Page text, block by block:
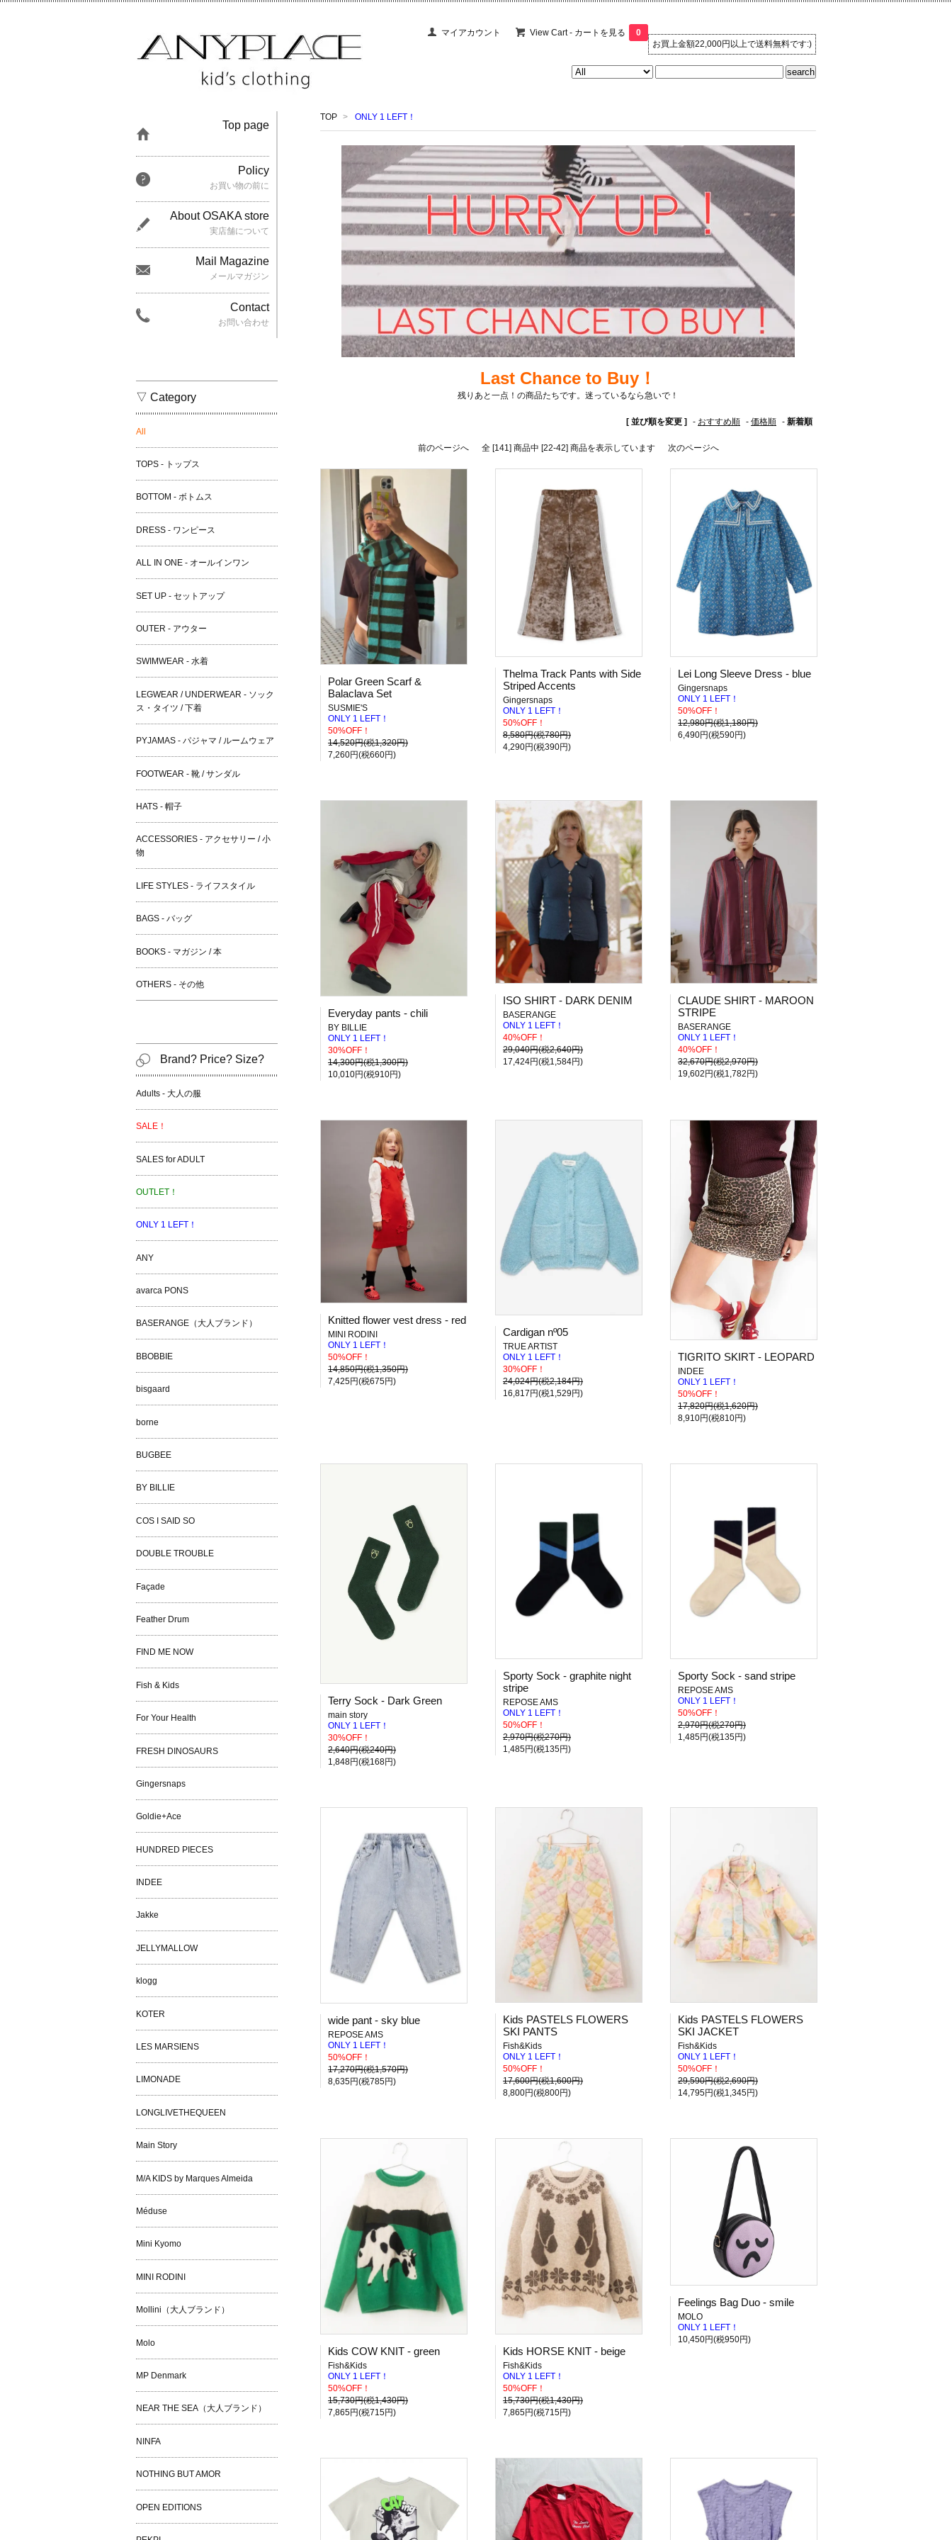
お買上金額22,000円以上で送料無料です:)
マイアカウント View Cart - カートを見る 0
TOP > ONLY 1 LEFT！
Last Chance to Buy！
残りあと一点！の商品たちです。迷っているなら急いで！
[ 並び順を変更 ] - おすすめ順 - 価格順 - 新着順
前のページへ 全 [141] 商品中 [22-42] 商品を表示しています 次のページへ
Polar Green Scarf &
Balaclava Set
SUSMIE'S
ONLY 1 LEFT！
50%OFF！
14,520円(税1,320円)
7,260円(税660円)
Thelma Track Pants with Side
Striped Accents
Gingersnaps
ONLY 1 LEFT！
50%OFF！
8,580円(税780円)
4,290円(税390円)
Lei Long Sleeve Dress - blue
Gingersnaps
ONLY 1 LEFT！
50%OFF！
12,980円(税1,180円)
6,490円(税590円)
Everyday pants - chili
BY BILLIE
ONLY 1 LEFT！
30%OFF！
14,300円(税1,300円)
10,010円(税910円)
ISO SHIRT - DARK DENIM
BASERANGE
ONLY 1 LEFT！
40%OFF！
29,040円(税2,640円)
17,424円(税1,584円)
CLAUDE SHIRT - MAROON
STRIPE
BASERANGE
ONLY 1 LEFT！
40%OFF！
32,670円(税2,970円)
19,602円(税1,782円)
Knitted flower vest dress - red
MINI RODINI
ONLY 1 LEFT！
50%OFF！
14,850円(税1,350円)
7,425円(税675円)
Cardigan nº05
TRUE ARTIST
ONLY 1 LEFT！
30%OFF！
24,024円(税2,184円)
16,817円(税1,529円)
TIGRITO SKIRT - LEOPARD
INDEE
ONLY 1 LEFT！
50%OFF！
17,820円(税1,620円)
8,910円(税810円)
Terry Sock - Dark Green
main story
ONLY 1 LEFT！
30%OFF！
2,640円(税240円)
1,848円(税168円)
Sporty Sock - graphite night
stripe
REPOSE AMS
ONLY 1 LEFT！
50%OFF！
2,970円(税270円)
1,485円(税135円)
Sporty Sock - sand stripe
REPOSE AMS
ONLY 1 LEFT！
50%OFF！
2,970円(税270円)
1,485円(税135円)
wide pant - sky blue
REPOSE AMS
ONLY 1 LEFT！
50%OFF！
17,270円(税1,570円)
8,635円(税785円)
Kids PASTELS FLOWERS
SKI PANTS
Fish&Kids
ONLY 1 LEFT！
50%OFF！
17,600円(税1,600円)
8,800円(税800円)
Kids PASTELS FLOWERS
SKI JACKET
Fish&Kids
ONLY 1 LEFT！
50%OFF！
29,590円(税2,690円)
14,795円(税1,345円)
Kids COW KNIT - green
Fish&Kids
ONLY 1 LEFT！
50%OFF！
15,730円(税1,430円)
7,865円(税715円)
Kids HORSE KNIT - beige
Fish&Kids
ONLY 1 LEFT！
50%OFF！
15,730円(税1,430円)
7,865円(税715円)
Feelings Bag Duo - smile
MOLO
ONLY 1 LEFT！
10,450円(税950円)
Top page
Policy
お買い物の前に
About OSAKA store
実店舗について
Mail Magazine
メールマガジン
Contact
お問い合わせ
▽ Category
All
TOPS - トップス
BOTTOM - ボトムス
DRESS - ワンピース
ALL IN ONE - オールインワン
SET UP - セットアップ
OUTER - アウター
SWIMWEAR - 水着
LEGWEAR / UNDERWEAR - ソック
ス・タイツ / 下着
PYJAMAS - パジャマ / ルームウェア
FOOTWEAR - 靴 / サンダル
HATS - 帽子
ACCESSORIES - アクセサリー / 小
物
LIFE STYLES - ライフスタイル
BAGS - バッグ
BOOKS - マガジン / 本
OTHERS - その他
Brand? Price? Size?
Adults - 大人の服
SALE！
SALES for ADULT
OUTLET！
ONLY 1 LEFT！
ANY
avarca PONS
BASERANGE（大人ブランド）
BBOBBIE
bisgaard
borne
BUGBEE
BY BILLIE
COS I SAID SO
DOUBLE TROUBLE
Façade
Feather Drum
FIND ME NOW
Fish & Kids
For Your Health
FRESH DINOSAURS
Gingersnaps
Goldie+Ace
HUNDRED PIECES
INDEE
Jakke
JELLYMALLOW
klogg
KOTER
LES MARSIENS
LIMONADE
LONGLIVETHEQUEEN
Main Story
M/A KIDS by Marques Almeida
Méduse
Mini Kyomo
MINI RODINI
Mollini（大人ブランド）
Molo
MP Denmark
NEAR THE SEA（大人ブランド）
NINFA
NOTHING BUT AMOR
OPEN EDITIONS